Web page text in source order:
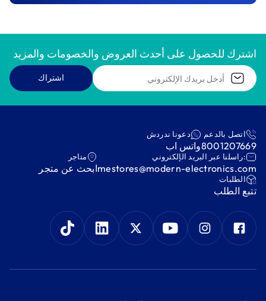
اشترك للحصول على أحدث العروض والخصومات والمزيد
اشتراك
اتصل بالدعم
8001207669
دعونا ندردش
واتس اب
:راسلنا عبر البريد الإلكتروني
mestores@modern-electronics.com
متاجر
ابحث عن متجر
‫الطلبات‬
‫تتبع الطلب‬